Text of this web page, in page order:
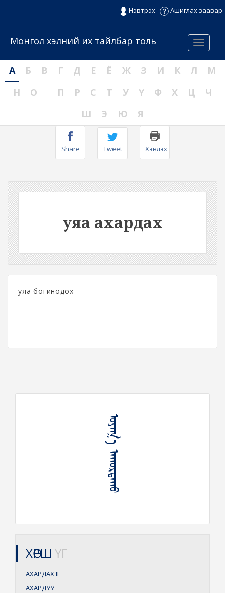
Нэвтрэх Ашиглах заавар
Menu
Монгол хэлний их тайлбар толь
А Б В Г Д Е Ё Ж З И К Л
М
Н
О П Р С Т У Ү Ф Х Ц
Ч
Ш
Э Ю Я
Share Tweet Хэвлэх
уяа ахардах
уяа богинодох
ᠤᠶᠠᠭ᠎ᠠ ᠠᠬᠤᠷᠳᠠᠬᠤ
ХӨРШ ҮГ
АХАРДАХII
АХАРДУУ